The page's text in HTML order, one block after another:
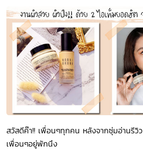
สวัสดีค๊า!! เพื่อนๆทุกคน หลังจากซุ่มอ่านรีวิว
เพื่อนๆอยู่พักนึง